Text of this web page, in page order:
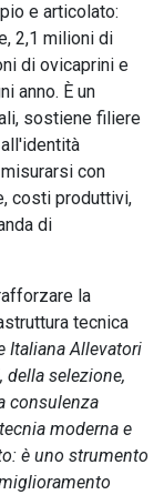
e articolato:
2,1 milioni di
di ovicaprini e
anno. È un
sostiene filiere
con
costi produttivi,
di
la
tecnica
Italiana Allevatori
della selezione,
consulenza
moderna e
è uno strumento